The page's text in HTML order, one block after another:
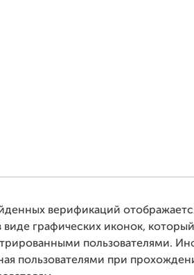
верификаций
виде графических иконок,
пользователями.
пользователями при